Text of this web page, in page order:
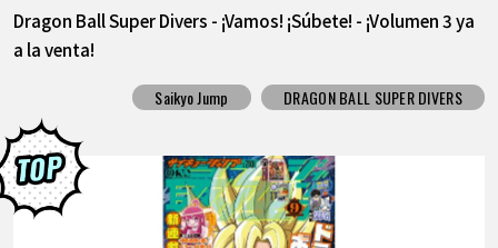
Dragon Ball Super Divers - ¡Vamos! ¡Súbete! - ¡Volumen 3 ya
a la venta!
Saikyo Jump DRAGON BALL SUPER DIVERS